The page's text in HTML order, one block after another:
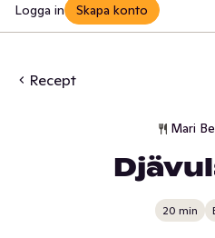
Logga in Skapa konto
Recept
Mari
20 min